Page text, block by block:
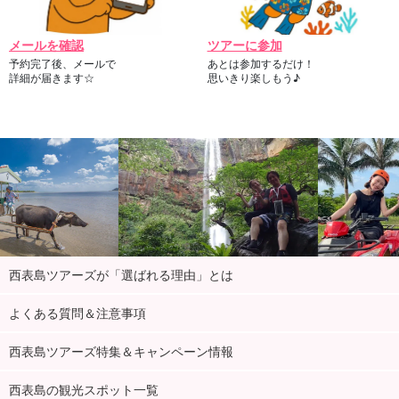
メールを確認
予約完了後、メールで
詳細が届きます☆
ツアーに参加
あとは参加するだけ！
思いきり楽しもう♪
西表島ツアーズが「選ばれる理由」とは
よくある質問＆注意事項
西表島ツアーズ特集＆キャンペーン情報
西表島の観光スポット一覧